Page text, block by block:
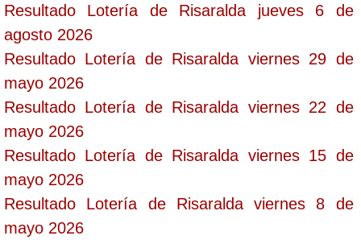
Resultado Lotería de Risaralda jueves 6 de
agosto 2026
Resultado Lotería de Risaralda viernes 29 de
mayo 2026
Resultado Lotería de Risaralda viernes 22 de
mayo 2026
Resultado Lotería de Risaralda viernes 15 de
mayo 2026
Resultado Lotería de Risaralda viernes 8 de
mayo 2026